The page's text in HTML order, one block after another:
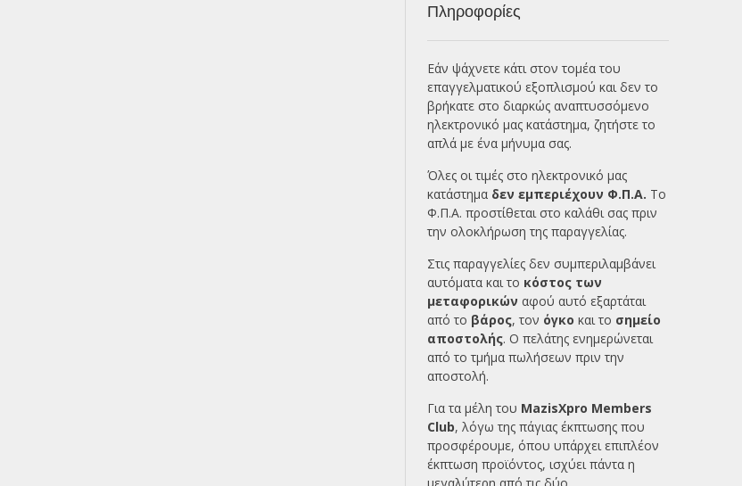
Πληροφορίες
Εάν ψάχνετε κάτι στον τομέα του
επαγγελματικού εξοπλισμού και δεν το
βρήκατε στο διαρκώς αναπτυσσόμενο
ηλεκτρονικό μας κατάστημα, ζητήστε το
απλά με ένα μήνυμα σας.
Όλες οι τιμές στο ηλεκτρονικό μας
κατάστημα δεν εμπεριέχουν Φ.Π.Α. Το
Φ.Π.Α. προστίθεται στο καλάθι σας πριν
την ολοκλήρωση της παραγγελίας.
Στις παραγγελίες δεν συμπεριλαμβάνει
αυτόματα και το κόστος των
μεταφορικών αφού αυτό εξαρτάται
από το βάρος, τον όγκο και το σημείο
αποστολής. Ο πελάτης ενημερώνεται
από το τμήμα πωλήσεων πριν την
αποστολή.
Για τα μέλη του MazisXpro Members
Club, λόγω της πάγιας έκπτωσης που
προσφέρουμε, όπου υπάρχει επιπλέον
έκπτωση προϊόντος, ισχύει πάντα η